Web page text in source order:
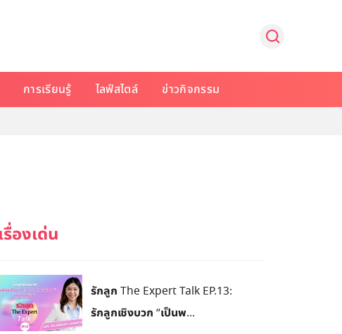
การเรียนรู้ ไลฟ์สไตล์ ข่าวกิจกรรม
รักลูก The Expert Talk EP.13:
รักลูกเชิงบวก “เป็นพ...